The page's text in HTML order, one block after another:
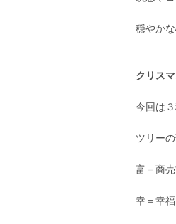
穏やか
クリス
今回は
ツリー
富＝商
幸＝幸